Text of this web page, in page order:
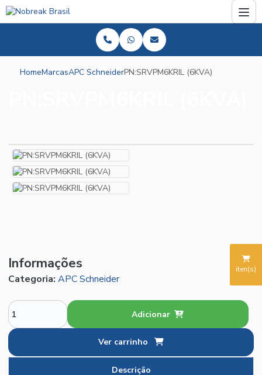
iten(s)
HomeMarcasAPC SchneiderPN:SRVPM6KRIL (6KVA)
Informações
Categoria: APC Schneider
Adicionar
Ver carrinho
Descrição